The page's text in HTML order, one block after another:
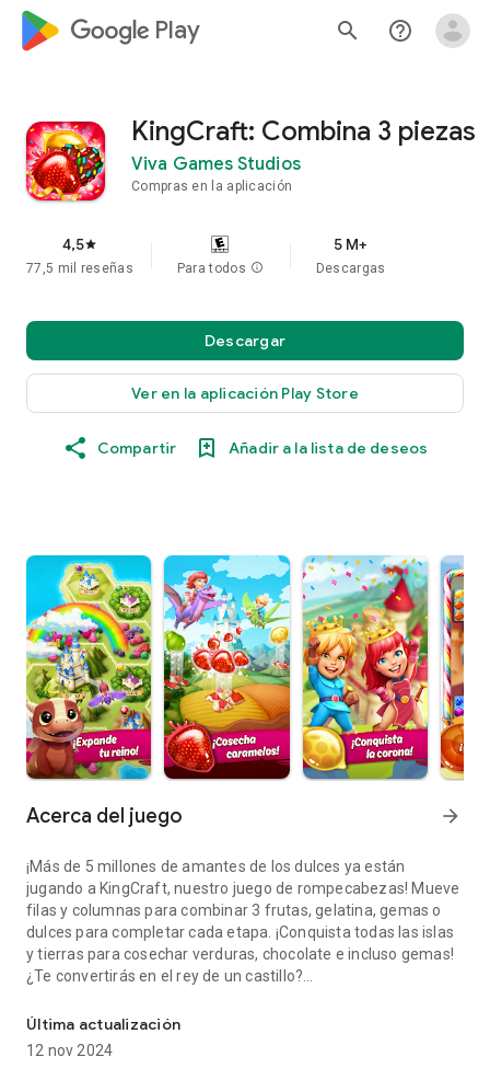
google_logo Play search help_outline
KingCraft: Combina 3 piezas
Viva Games Studios
Compras en la aplicación
4,5star
77,5 mil reseñas Para todos info
5 M+
Descargas
Descargar
Ver en la aplicación Play Store
Compartir Añadir a la lista de deseos
Acerca del juego arrow_forward
¡Más de 5 millones de amantes de los dulces ya están
jugando a KingCraft, nuestro juego de rompecabezas! Mueve
filas y columnas para combinar 3 frutas, gelatina, gemas o
dulces para completar cada etapa. ¡Conquista todas las islas
y tierras para cosechar verduras, chocolate e incluso gemas!
¿Te convertirás en el rey de un castillo?
¡Disfruta de este juego de dulces! ¡Únete a la fiebre de los
dulces! ¡Aplasta azúcar, explota fruta, combina 3 gomitas,
Última actualización
12 nov 2024